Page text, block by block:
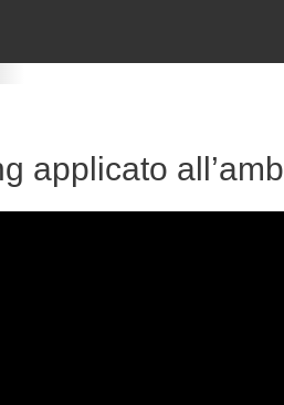
applicato